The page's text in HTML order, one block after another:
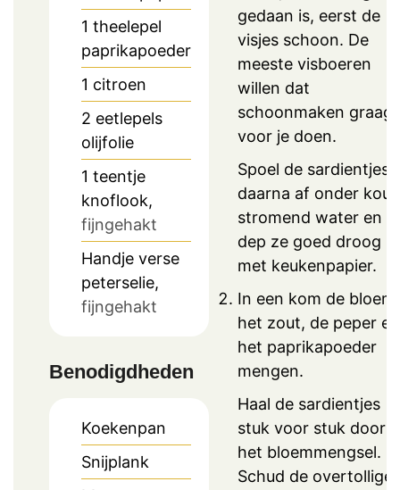
1 theelepel
paprikapoeder
1 citroen
2 eetlepels
olijfolie
1 teentje
knoflook,
fijngehakt
Handje verse
peterselie,
fijngehakt
Benodigdheden
Koekenpan
Snijplank
gedaan is, eerst de
visjes schoon. De
meeste visboeren
willen dat
schoonmaken graag
voor je doen.
Spoel de sardientjes
daarna af onder koud
stromend water en
dep ze goed droog
met keukenpapier.
In een kom de bloem,
het zout, de peper en
het paprikapoeder
mengen.
Haal de sardientjes
stuk voor stuk door
het bloemmengsel.
Schud de overtollige